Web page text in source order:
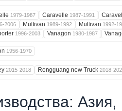
1979-1987 Caravelle 1987-1991
2006 Multivan 1989-1992 Multivan 1992-
1996-2003 Vanagon 1980-1987
1956-1970
2015-2018 Rongguang new Truck 2018-
Азия,